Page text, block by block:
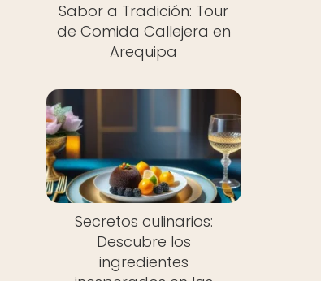
Sabor a Tradición: Tour
de Comida Callejera en
Arequipa
Secretos culinarios:
Descubre los
ingredientes